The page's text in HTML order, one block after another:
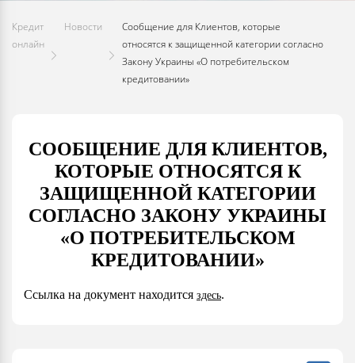
Кредит
онлайн
Новости
Сообщение для Клиентов, которые
относятся к защищенной категории согласно
Закону Украины «О потребительском
кредитовании»
СООБЩЕНИЕ ДЛЯ КЛИЕНТОВ,
КОТОРЫЕ ОТНОСЯТСЯ К
ЗАЩИЩЕННОЙ КАТЕГОРИИ
СОГЛАСНО ЗАКОНУ УКРАИНЫ
«О ПОТРЕБИТЕЛЬСКОМ
КРЕДИТОВАНИИ»
Ссылка на документ находится здесь.